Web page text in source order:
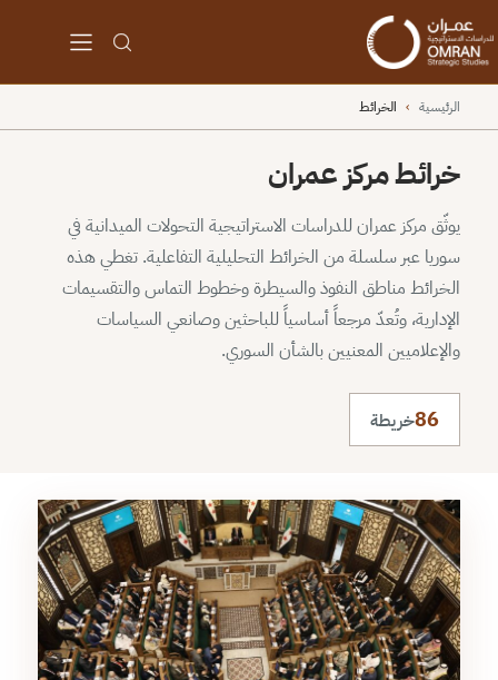
الرئيسية › الخرائط
خرائط مركز عمران
يوثّق مركز عمران للدراسات الاستراتيجية التحولات الميدانية في
سوريا عبر سلسلة من الخرائط التحليلية التفاعلية. تغطي هذه
الخرائط مناطق النفوذ والسيطرة وخطوط التماس والتقسيمات
الإدارية، وتُعدّ مرجعاً أساسياً للباحثين وصانعي السياسات
والإعلاميين المعنيين بالشأن السوري.
86خريطة